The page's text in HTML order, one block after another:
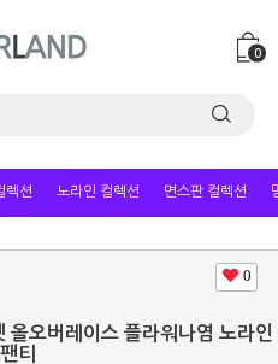
0
렉션 노라인 컬렉션 면스판 컬렉션
0
오버레이스 플라워나염 노라인
티